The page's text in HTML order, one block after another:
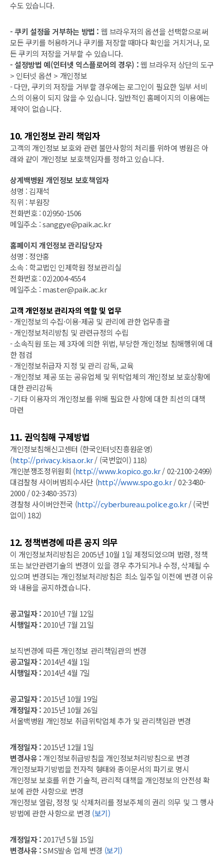
수도 있습니다.
- 쿠키 설정을 거부하는 방법 : 웹 브라우저의 옵션을 선택함으로써
모든 쿠키를 허용하거나 쿠키를 저장할 때마다 확인을 거치거나, 모
든 쿠키의 저장을 거부할 수 있습니다.
- 설정방법 예(인터넷 익스플로어의 경우) :웹 브라우저 상단의 도구
> 인터넷 옵션 > 개인정보
- 다만, 쿠키의 저장을 거부할 경우에는 로그인이 필요한 일부 서비
스의 이용이 되지 않을 수 있습니다. 일반적인 홈페이지의 이용에는
제약이 없습니다.
10. 개인정보 관리 책임자
고객의 개인정보 보호와 관련 불만사항의 처리를 위하여 병원은 아
래와 같이 개인정보 보호책임자를 정하고 있습니다.
상계백병원 개인정보 보호책임자
성명 : 김재석
직위 : 부원장
전화번호 : 02)950-1506
메일주소 : sanggye@paik.ac.kr
홈페이지 개인정보 관리담당자
성명 : 정안홍
소속 : 학교법인 인제학원 정보관리실
전화번호 : 02)2004-4554
메일주소 : master@paik.ac.kr
고객 개인정보 관리자의 역할 및 업무
- 개인정보의 수집·이용·제공 및 관리에 관한 업무총괄
- 개인정보처리방침 및 관련규정의 수립
- 소속직원 또는 제 3자에 의한 위법, 부당한 개인정보 침해행위에 대
한 점검
- 개인정보취급자 지정 및 관리 감독, 교육
- 개인정보 제공 또는 공유업체 및 위탁업체의 개인정보 보호상황에
대한 관리감독
- 기타 이용자의 개인정보를 위해 필요한 사항에 대한 최선의 대책
마련
11. 권익침해 구제방법
개인정보침해신고센터 (한국인터넷진흥원운영)
(http://privacy.kisa.or.kr/ (국번없이) 118)
개인분쟁조정위원회 (http://www.kopico.go.kr/ 02-2100-2499)
대검찰청 사이버범죄수사단 (http://www.spo.go.kr/ 02-3480-
2000 / 02-3480-3573)
경찰청 사이버안전국 (http://cyberbureau.police.go.kr/ (국번
없이) 182)
12. 정책변경에 따른 공지 의무
이 개인정보처리방침은 2005년 10월 1일 제정되었으며 법령, 정책
또는 보안관련기술의 변경이 있을 경우 추가되거나 수정, 삭제될 수
있으며 변경되는 개인정보처리방침은 최소 일주일 이전에 변경 이유
와 내용을 공지하겠습니다.
공고일자 : 2010년 7월 12일
시행일자 : 2010년 7월 21일
보직변경에 따른 개인정보 관리책임관의 변경
공고일자 : 2014년 4월 1일
시행일자 : 2014년 4월 7일
공고일자 : 2015년 10월 19일
개정일자 : 2015년 10월 26일
서울백병원 개인정보 취급위탁업체 추가 및 관리책임관 변경
개정일자 : 2015년 12월 1일
변경사유 : 개인정보취급방침을 개인정보처리방침으로 변경
개인정보파기방법을 전자적 형태와 종이문서의 파기로 명시
개인정보 보호를 위한 기술적, 관리적 대책을 개인정보의 안전성 확
보에 관한 사항으로 변경
개인정보 열람, 정정 및 삭제처리를 정보주체의 권리 의무 및 그 행사
방법에 관한 사항으로 변경 (보기)
개정일자 : 2017년 5월 15일
변경사유 :SMS발송 업체 변경 (보기)